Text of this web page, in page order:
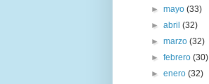
►mayo(33)
►abril(32)
►marzo(32)
►febrero(30)
►enero(32)